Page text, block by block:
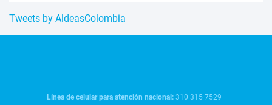
Tweets by AldeasColombia
Línea de celular para atención nacional:310 315 7529